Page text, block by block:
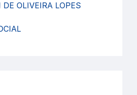
DE OLIVEIRA LOPES